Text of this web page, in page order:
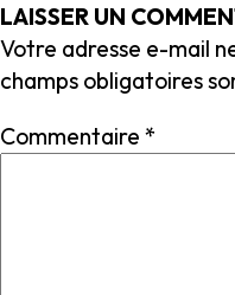
le
réelle
LAISSER UN
Votre adresse e-mail
champs obligatoires
Commentaire *